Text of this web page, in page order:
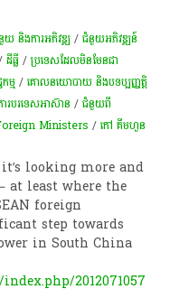
យ និងការអភិវឌ្ឍ /ជំនួយអភិវឌ្ឍន៍
ដីធ្លី /ប្រទេសដែលមិនមែនជា
ម្ម /គោលនយោបាយ និងបទប្បញ្ញត្តិ
ការបរទេសអាស៊ាន /ជំនួយពី
Ministers /កៅ គឹមហួន
looking more and
at least where the
foreign
step towards
in South China
2012071057